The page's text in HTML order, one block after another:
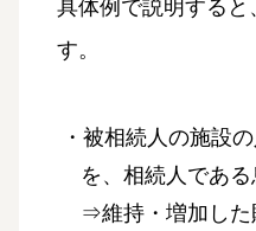
具体例で説明すると
す。
・被相続人の施設
を、相続人であ
⇒維持・増加した